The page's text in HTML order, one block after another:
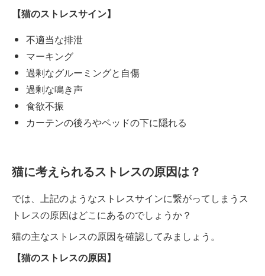
【猫のストレスサイン】
不適当な排泄
マーキング
過剰なグルーミングと自傷
過剰な鳴き声
食欲不振
カーテンの後ろやベッドの下に隠れる
猫に考えられるストレスの原因は？
では、上記のようなストレスサインに繋がってしまうス
トレスの原因はどこにあるのでしょうか？
猫の主なストレスの原因を確認してみましょう。
【猫のストレスの原因】